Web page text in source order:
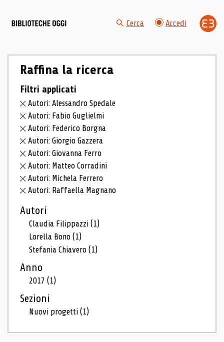
Cerca Accedi
Raffina la ricerca
Filtri applicati
Autori: Alessandro Spedale
Autori: Fabio Guglielmi
Autori: Federico Borgna
Autori: Giorgio Gazzera
Autori: Giovanna Ferro
Autori: Matteo Corradini
Autori: Michela Ferrero
Autori: Raffaella Magnano
Autori
Claudia Filippazzi(1)
Lorella Bono(1)
Stefania Chiavero(1)
Anno
2017(1)
Sezioni
Nuovi progetti(1)